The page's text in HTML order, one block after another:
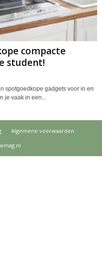
compacte
student!
spotgoedkope gadgets voor in en
je vaak in een...
Algemene voorwaarden